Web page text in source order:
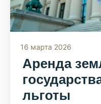
дробления
избежать
финансовых
16 марта 2026
Аренда
льготы